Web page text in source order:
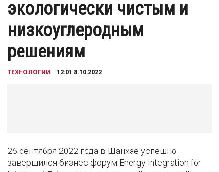
экологически чистым и
низкоуглеродным
решениям
ТЕХНОЛОГИИ 12:01 8.10.2022
26 сентября 2022 года в Шанхае успешно
завершился бизнес-форум Energy Integration for